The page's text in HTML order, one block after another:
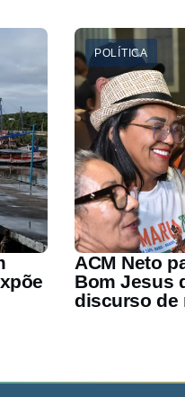
POLÍTICA
ACM Neto
Bom Jesus
discurso de